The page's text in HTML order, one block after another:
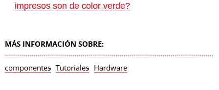
impresos son de color verde?
MÁS INFORMACIÓN SOBRE:
componentes Tutoriales Hardware